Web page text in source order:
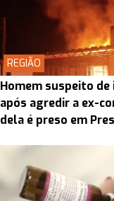
REGIÃO
Homem suspeito de
após agredir a ex-
dela é preso em